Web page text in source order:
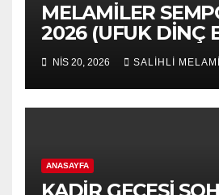
MELAMİLER
2026 (UFUK DİNÇ
NIS 20, 2026 SALİHLİ
ANASAYFA